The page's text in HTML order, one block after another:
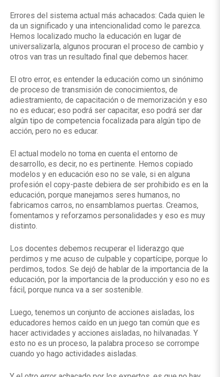
Errores del sistema actual más achacados: Cada quien le
da un significado y una intencionalidad como le parezca.
Hemos localizado mucho la educación en lugar de
universalizarla, algunos procuran el proceso de cambio y
otros van tras un resultado final que debemos hacer.
El otro error, es entender la educación como un sinónimo
de proceso de transmisión de conocimientos, de
adiestramiento, de capacitación o de memorización y eso
no es educar; eso podrá ser capacitar, eso podrá ser dar
algún tipo de competencia focalizada para algún tipo de
acción, pero no es educar.
El actual modelo no toma en cuenta el entorno de
desarrollo, es decir, no es pertinente. Hemos copiado
modelos y en educación eso no se vale, si en alguna
profesión el copy-paste debiera de ser prohibido es en la
educación, porque manejamos seres humanos, no
fabricamos carros, no ensamblamos puertas. Creamos,
fomentamos y reforzamos personalidades y eso es muy
distinto.
Los docentes debemos recuperar el liderazgo que
perdimos y me acuso de culpable y copartícipe, porque lo
perdimos, todos. Se dejó de hablar de la importancia de la
educación, por la importancia de la producción y eso no es
fácil, porque nunca va a ser sostenible.
Luego, tenemos un conjunto de acciones aisladas, los
educadores hemos caído en un juego tan común que es
hacer actividades y acciones aisladas, no hilvanadas. Y
esto no es un proceso, la palabra proceso se corrompe
cuando yo hago actividades aisladas.